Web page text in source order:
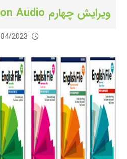
ویرایش چهارم English File Edition Audio
2023